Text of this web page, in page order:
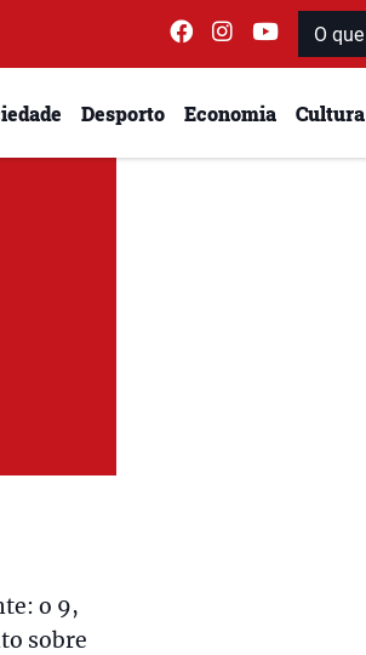
Desporto Economia Cultura
o 9,
sobre